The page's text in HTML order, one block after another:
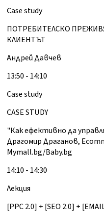
Case study
ПОТРЕБИТЕЛСКО
КЛИЕНТЪТ
Андрей Давчев
13:50 - 14:10
Case study
CASE STUDY
"Как ефективно да
Драгомир Драганов,
Mymall.bg/Baby.bg
14:10 - 14:30
Лекция
[PPC 2.0] + [SEO 2.0] +